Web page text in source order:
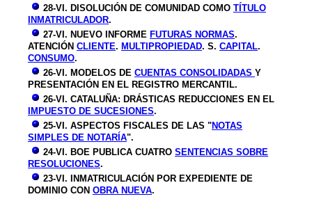
28-VI. DISOLUCIÓN DE COMUNIDAD COMO TÍTULO
INMATRICULADOR.
27-VI. NUEVO INFORME FUTURAS NORMAS.
ATENCIÓN CLIENTE. MULTIPROPIEDAD. S. CAPITAL.
CONSUMO.
26-VI. MODELOS DE CUENTAS CONSOLIDADAS Y
PRESENTACIÓN EN EL REGISTRO MERCANTIL.
26-VI. CATALUÑA: DRÁSTICAS REDUCCIONES EN EL
IMPUESTO DE SUCESIONES.
25-VI. ASPECTOS FISCALES DE LAS "NOTAS
SIMPLES DE NOTARÍA".
24-VI. BOE PUBLICA CUATRO SENTENCIAS SOBRE
RESOLUCIONES.
23-VI. INMATRICULACIÓN POR EXPEDIENTE DE
DOMINIO CON OBRA NUEVA.